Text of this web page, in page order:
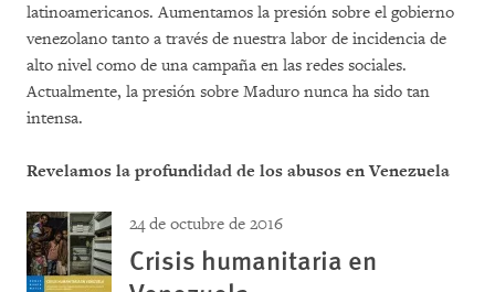
latinoamericanos. Aumentamos la presión sobre el gobierno
venezolano tanto a través de nuestra labor de incidencia de
alto nivel como de una campaña en las redes sociales.
Actualmente, la presión sobre Maduro nunca ha sido tan
intensa.
Revelamos la profundidad de los abusos en Venezuela
24 de octubre de 2016
Crisis humanitaria en